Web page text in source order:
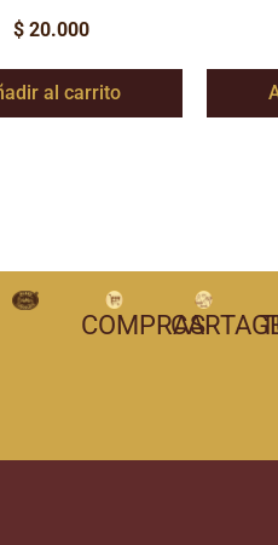
$20.000
al carrito
COMPRAS